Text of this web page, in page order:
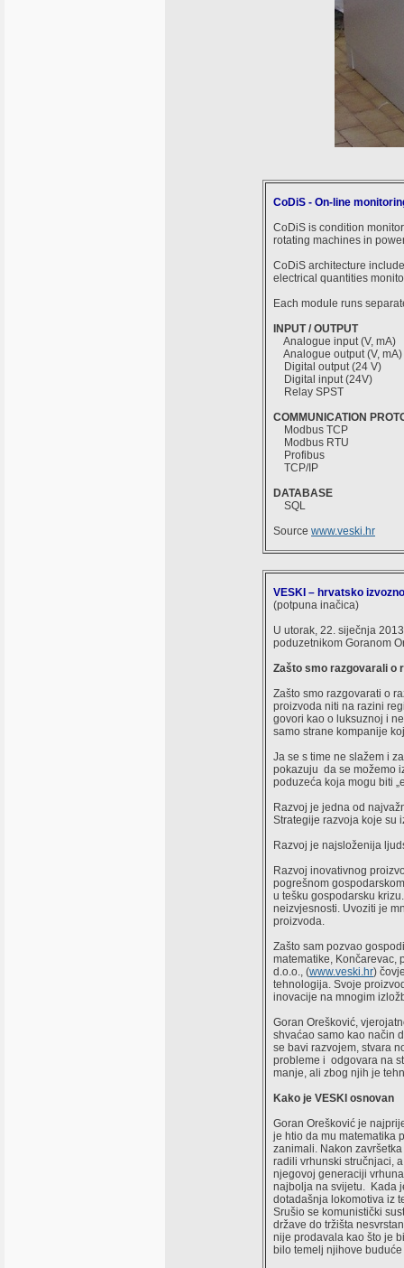
CoDiS - On-line
CoDiS is condition
rotating machines in
CoDiS architecture
electrical quantities
Each module runs
INPUT / OUTPUT
Analogue input (V, mA)
Analogue output (V, mA)
Digital output (24 V)
Digital input (24V)
Relay SPST
COMMUNICATION
Modbus TCP
Modbus RTU
Profibus
TCP/IP
DATABASE
SQL
Source www.veski.hr
VESKI – hrvatsko
(potpuna inačica)
U utorak, 22. siječnja
poduzetnikom Goranom
Zašto smo razgovarali o
Zašto smo razgovarati o
proizvoda niti na razini
govori kao o luksuznoj i
samo strane kompanije
Ja se s time ne slažem i
pokazuju da se možemo
poduzeća koja mogu biti
Razvoj je jedna od
Strategije razvoja koje su
Razvoj je najsloženija
Razvoj inovativnog
pogrešnom
u tešku gospodarsku
neizvjesnosti. Uvoziti je
proizvoda.
Zašto sam pozvao
matematike, Končarevac,
d.o.o., (www.veski.hr)
tehnologija. Svoje
inovacije na mnogim
Goran Orešković,
shvaćao samo kao način
se bavi razvojem, stvara
probleme i odgovara na
manje, ali zbog njih je
Kako je VESKI osnovan
Goran Orešković je
je htio da mu matematika
zanimali. Nakon
radili vrhunski stručnjaci,
njegovoj generaciji
najbolja na svijetu. Kada
dotadašnja lokomotiva iz
Srušio se komunistički
države do tržišta
nije prodavala kao što je
bilo temelj njihove